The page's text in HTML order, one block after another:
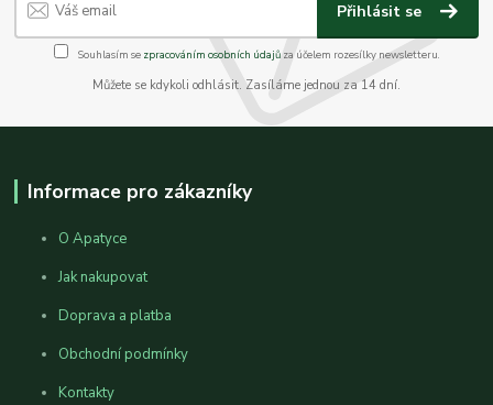
Přihlásit se
Souhlasím se zpracováním osobních údajůza účelem rozesílky newsletteru.
Můžete se kdykoli odhlásit. Zasíláme jednou za 14 dní.
Informace pro zákazníky
O Apatyce
Jak nakupovat
Doprava a platba
Obchodní podmínky
Kontakty